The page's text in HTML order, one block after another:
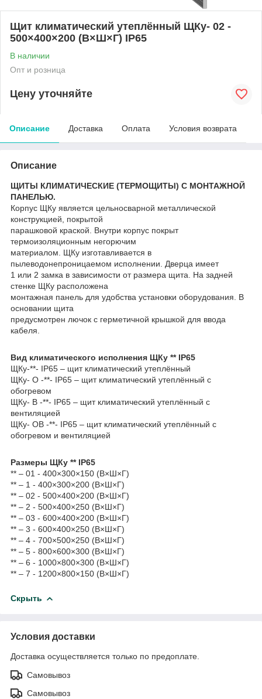
Щит климатический утеплённый ЩКу- 02 -
500×400×200 (В×Ш×Г) IP65
В наличии
Опт и розница
Цену уточняйте
Описание Доставка Оплата Условия возврата
Описание
ЩИТЫ КЛИМАТИЧЕСКИЕ (ТЕРМОЩИТЫ) С МОНТАЖНОЙ
ПАНЕЛЬЮ.
Корпус ЩКу является цельносварной металлической
конструкцией, покрытой
парашковой краской. Внутри корпус покрыт
термоизоляционным негорючим
материалом. ЩКу изготавливается в
пылеводонепроницаемом исполнении. Дверца имеет
1 или 2 замка в зависимости от размера щита. На задней
стенке ЩКу расположена
монтажная панель для удобства установки оборудования. В
основании щита
предусмотрен лючок с герметичной крышкой для ввода
кабеля.
Вид климатического исполнения ЩКу ** IP65
ЩКу-**- IP65 – щит климатический утеплённый
ЩКу- О -**- IP65 – щит климатический утеплённый с
обогревом
ЩКу- В -**- IP65 – щит климатический утеплённый с
вентиляцией
ЩКу- ОВ -**- IP65 – щит климатический утеплённый с
обогревом и вентиляцией
Размеры ЩКу ** IP65
** – 01 - 400×300×150 (В×Ш×Г)
** – 1 - 400×300×200 (В×Ш×Г)
** – 02 - 500×400×200 (В×Ш×Г)
** – 2 - 500×400×250 (В×Ш×Г)
** – 03 - 600×400×200 (В×Ш×Г)
** – 3 - 600×400×250 (В×Ш×Г)
** – 4 - 700×500×250 (В×Ш×Г)
** – 5 - 800×600×300 (В×Ш×Г)
** – 6 - 1000×800×300 (В×Ш×Г)
** – 7 - 1200×800×150 (В×Ш×Г)
Скрыть
Условия доставки
Доставка осуществляется только по предоплате.
Самовывоз
Самовывоз